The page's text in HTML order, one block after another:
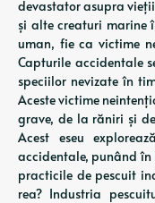
devastator asupra
și alte creaturi marine
uman, fie ca victime
Capturile accidentale
speciilor nevizate în
Aceste victime
grave, de la răniri și
Acest eseu
accidentale, punând
practicile de pescuit
rea? Industria